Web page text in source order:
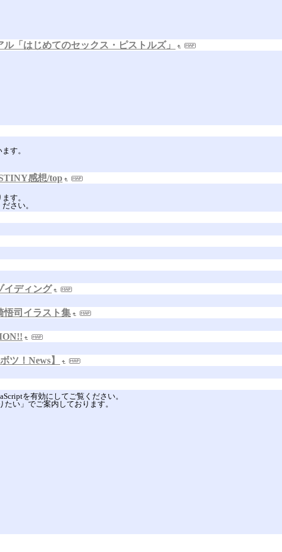
「はじめてのセックス・ピストルズ」
す。
感想/top
す。
さい。
イディング
悟司イラスト集
ツ！News】
を有効にしてご覧ください。
い」でご案内しております。